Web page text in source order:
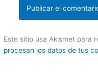
Este sitio usa Akismet para
procesan los datos de tus